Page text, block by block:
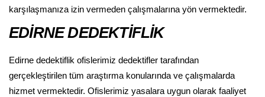
karşılaşmanıza izin vermeden çalışmalarına yön vermektedir.
EDİRNE DEDEKTİFLİK
Edirne dedektiflik ofislerimiz dedektifler tarafından
gerçekleştirilen tüm araştırma konularında ve çalışmalarda
hizmet vermektedir. Ofislerimiz yasalara uygun olarak faaliyet